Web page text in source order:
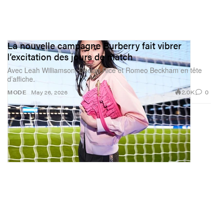
Ce qui rend ces looks [maquillage]
MODE
La nouvelle campagne Burberry fait vibrer
l’excitation des jours de match
Avec Leah Williamson, Declan Rice et Romeo Beckham en tête
d’affiche.
May 26, 2026 2.0K 0